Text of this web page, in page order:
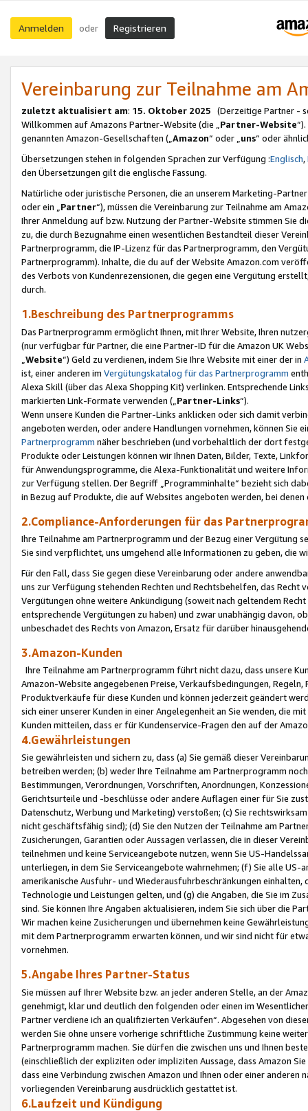
Anmelden oder Registrieren
Vereinbarung zur Teilnahme am
zuletzt aktualisiert am: 15. Oktober 2025 (Derzeitige Partner -
Willkommen auf Amazons Partner-Website (die „Partner-Website
genannten Amazon-Gesellschaften („Amazon“ oder „uns“ oder
Übersetzungen stehen in folgenden Sprachen zur Verfügung :Englisch,
den Übersetzungen gilt die englische Fassung.
Natürliche oder juristische Personen, die an unserem Marketing-
oder ein „Partner“), müssen die Vereinbarung zur Teilnahme am
Ihrer Anmeldung auf bzw. Nutzung der Partner-Website stimmen Sie
zu, die durch Bezugnahme einen wesentlichen Bestandteil dieser
Partnerprogramm, die IP-Lizenz für das Partnerprogramm, den
Partnerprogramm). Inhalte, die du auf der Website Amazon.com
des Verbots von Kundenrezensionen, die gegen eine Vergütung
durch.
1.Beschreibung des Partnerprogramms
Das Partnerprogramm ermöglicht Ihnen, mit Ihrer Website, Ihren
(nur verfügbar für Partner, die eine Partner-ID für die Amazon UK
Website“) Geld zu verdienen, indem Sie Ihre Website mit einer der in
ist, einer anderen im Vergütungskatalog für das Partnerprogramm
Alexa Skill (über das Alexa Shopping Kit) verlinken. Entsprechende
markierten Link-Formate verwenden („ Partner-Links“).
Wenn unsere Kunden die Partner-Links anklicken oder sich damit
angeboten werden, oder andere Handlungen vornehmen, können Sie
Partnerprogramm näher beschrieben (und vorbehaltlich der dort
Produkte oder Leistungen können wir Ihnen Daten, Bilder, Texte,
für Anwendungsprogramme, die Alexa-Funktionalität und weitere
zur Verfügung stellen. Der Begriff „Programminhalte“ bezieht sich
in Bezug auf Produkte, die auf Websites angeboten werden, bei
2.Compliance-Anforderungen für das
Ihre Teilnahme am Partnerprogramm und der Bezug einer Vergütung
Sie sind verpflichtet, uns umgehend alle Informationen zu geben, die
Für den Fall, dass Sie gegen diese Vereinbarung oder andere
uns zur Verfügung stehenden Rechten und Rechtsbehelfen, das
Vergütungen ohne weitere Ankündigung (soweit nach geltendem
entsprechende Vergütungen zu haben) und zwar unabhängig davon,
unbeschadet des Rechts von Amazon, Ersatz für darüber
3.Amazon-Kunden
Ihre Teilnahme am Partnerprogramm führt nicht dazu, dass unsere
Amazon-Website angegebenen Preise, Verkaufsbedingungen,
Produktverkäufe für diese Kunden und können jederzeit geändert
sich einer unserer Kunden in einer Angelegenheit an Sie wenden, die
Kunden mitteilen, dass er für Kundenservice-Fragen den auf der
4.Gewährleistungen
Sie gewährleisten und sichern zu, dass (a) Sie gemäß dieser
betreiben werden; (b) weder Ihre Teilnahme am Partnerprogramm
Bestimmungen, Verordnungen, Vorschriften, Anordnungen,
Gerichtsurteile und -beschlüsse oder andere Auflagen einer für Sie
Datenschutz, Werbung und Marketing) verstoßen; (c) Sie
nicht geschäftsfähig sind); (d) Sie den Nutzen der Teilnahme am
Zusicherungen, Garantien oder Aussagen verlassen, die in dieser
teilnehmen und keine Serviceangebote nutzen, wenn Sie US-
unterliegen, in dem Sie Serviceangebote wahrnehmen; (f) Sie alle
amerikanische Ausfuhr- und Wiederausfuhrbeschränkungen
Technologie und Leistungen gelten, und (g) die Angaben, die Sie im
sind. Sie können Ihre Angaben aktualisieren, indem Sie sich über die
Wir machen keine Zusicherungen und übernehmen keine
mit dem Partnerprogramm erwarten können, und wir sind nicht für
vornehmen.
5.Angabe Ihres Partner-Status
Sie müssen auf Ihrer Website bzw. an jeder anderen Stelle, an der
genehmigt, klar und deutlich den folgenden oder einen im
Partner verdiene ich an qualifizierten Verkäufen“. Abgesehen von
werden Sie ohne unsere vorherige schriftliche Zustimmung keine
Partnerprogramm machen. Sie dürfen die zwischen uns und Ihnen
(einschließlich der expliziten oder impliziten Aussage, dass Amazon
dass eine Verbindung zwischen Amazon und Ihnen oder einer
vorliegenden Vereinbarung ausdrücklich gestattet ist.
6.Laufzeit und Kündigung